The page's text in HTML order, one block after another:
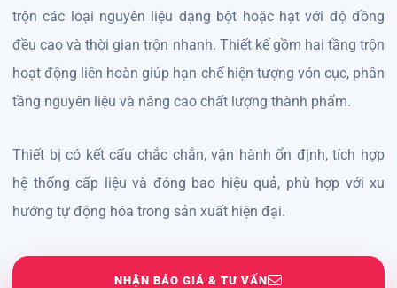
trộn các loại nguyên liệu dạng bột hoặc hạt với độ đồng
đều cao và thời gian trộn nhanh. Thiết kế gồm hai tầng trộn
hoạt động liên hoàn giúp hạn chế hiện tượng vón cục, phân
tầng nguyên liệu và nâng cao chất lượng thành phẩm.
Thiết bị có kết cấu chắc chắn, vận hành ổn định, tích hợp
hệ thống cấp liệu và đóng bao hiệu quả, phù hợp với xu
hướng tự động hóa trong sản xuất hiện đại.
NHẬN BÁO GIÁ & TƯ VẤN